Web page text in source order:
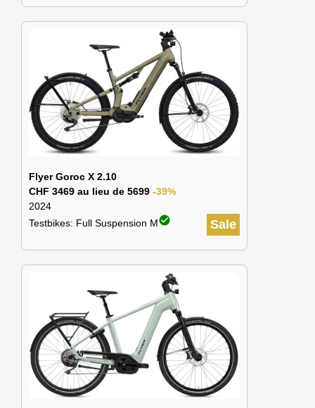
Flyer Goroc X 2.10
CHF 3469 au lieu de 5699 -39%
2024
Sale
Testbikes: Full Suspension Mcheck_circle